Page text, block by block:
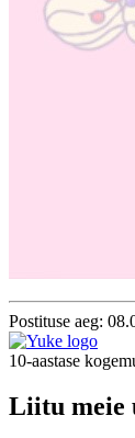
Postituse aeg:
10-aastase
Liitu meie